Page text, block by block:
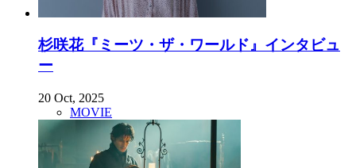
杉咲花『ミーツ・ザ・ワールド』インタビュ
ー
20 Oct, 2025
MOVIE